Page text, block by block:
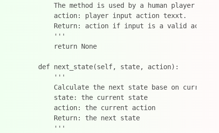
The method is used by a human player to
        action: player input action texxt.
Return: action if input is a valid
        '''
        return None
    def next_state(self, state, action):
        '''
Calculate the next state base on current
        state: the current state
        action: the current action
        Return: the next state
        '''